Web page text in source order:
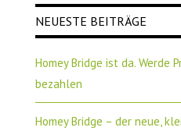
NEUESTE BEITRÄGE
Homey Bridge ist da. Werde
bezahlen
Homey Bridge – der neue,